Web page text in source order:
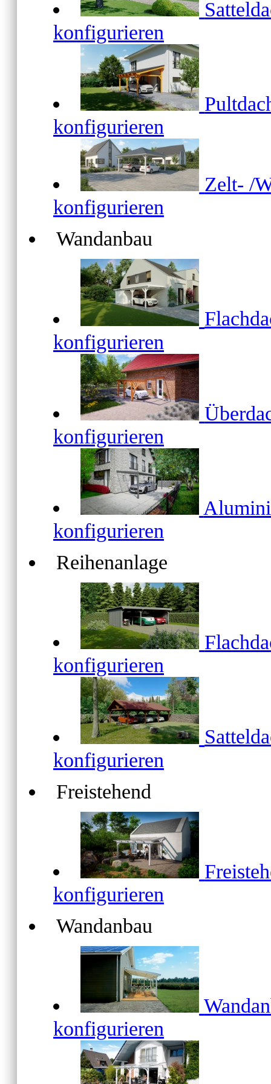
konfigurieren
konfigurieren
Zelt- /
konfigurieren
Wandanbau
konfigurieren
konfigurieren
konfigurieren
Reihenanlage
konfigurieren
konfigurieren
Freistehend
konfigurieren
Wandanbau
konfigurieren